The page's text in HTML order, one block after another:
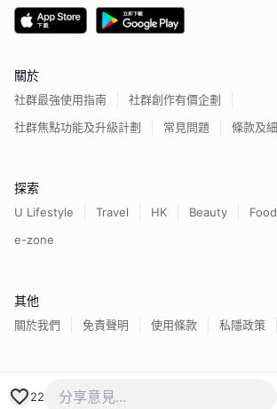
22
關於
社群最強使用指南
社群創作有價企劃
社群焦點功能及升級計劃
常見問題 條款及
探索
U Lifestyle Travel HK Beauty Food
e-zone
其他
關於我們 免責聲明 使用條款 私隱政策
香港經濟日報版權所有©